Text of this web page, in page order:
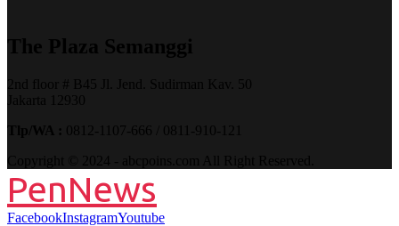
The Plaza Semanggi
2nd floor # B45 Jl. Jend. Sudirman Kav. 50
Jakarta 12930
Tlp/WA : 0812-1107-666 / 0811-910-121
Copyright © 2024 - abcpoins.com All Right Reserved.
PenNews
FacebookInstagramYoutube